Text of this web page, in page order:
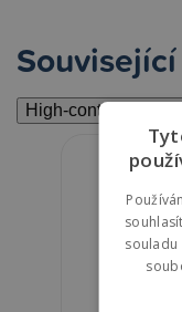
Související
High-contrast mode
souladu